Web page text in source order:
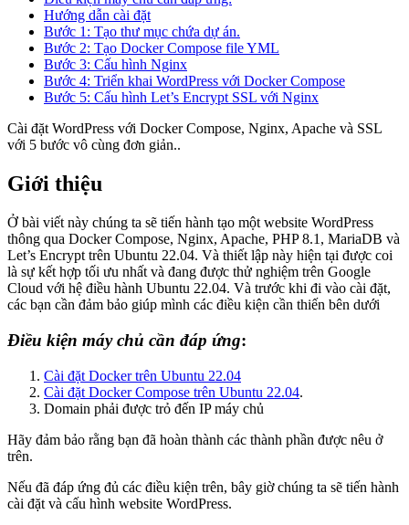
Hướng dẫn cài đặt
Bước 1: Tạo thư mục chứa dự án.
Bước 2: Tạo Docker Compose file YML
Bước 3: Cấu hình Nginx
Bước 4: Triển khai WordPress với Docker Compose
Bước 5: Cấu hình Let’s Encrypt SSL với Nginx
Cài đặt WordPress với Docker Compose, Nginx, Apache và SSL
với 5 bước vô cùng đơn giản..
Giới thiệu
Ở bài viết này chúng ta sẽ tiến hành tạo một website WordPress
thông qua Docker Compose, Nginx, Apache, PHP 8.1, MariaDB và
Let’s Encrypt trên Ubuntu 22.04. Và thiết lập này hiện tại được coi
là sự kết hợp tối ưu nhất và đang được thử nghiệm trên Google
Cloud với hệ điều hành Ubuntu 22.04. Và trước khi đi vào cài đặt,
các bạn cần đảm bảo giúp mình các điều kiện cần thiến bên dưới
Điều kiện máy chủ cần đáp ứng:
Cài đặt Docker trên Ubuntu 22.04
Cài đặt Docker Compose trên Ubuntu 22.04.
Domain phải được trỏ đến IP máy chủ
Hãy đảm bảo rằng bạn đã hoàn thành các thành phần được nêu ở
trên.
Nếu đã đáp ứng đủ các điều kiện trên, bây giờ chúng ta sẽ tiến hành
cài đặt và cấu hình website WordPress.